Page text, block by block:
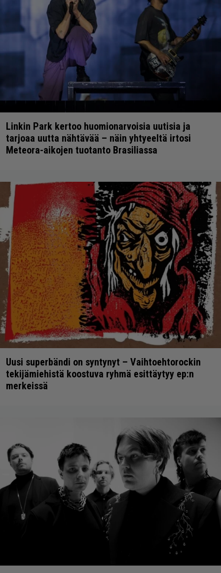
Linkin Park kertoo huomionarvoisia uutisia ja
tarjoaa uutta nähtävää – näin yhtyeeltä irtosi
Meteora-aikojen tuotanto Brasiliassa
Uusi superbändi on syntynyt – Vaihtoehtorockin
tekijämiehistä koostuva ryhmä esittäytyy ep:n
merkeissä